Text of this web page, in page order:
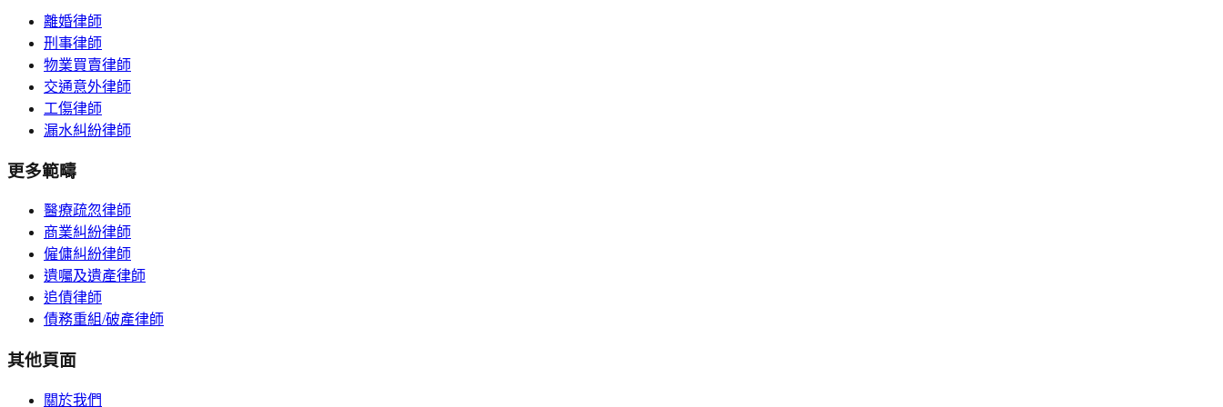
離婚律師
刑事律師
物業買賣律師
交通意外律師
工傷律師
漏水糾紛律師
更多範疇
醫療疏忽律師
商業糾紛律師
僱傭糾紛律師
遺囑及遺產律師
追債律師
債務重組/破產律師
其他頁面
關於我們